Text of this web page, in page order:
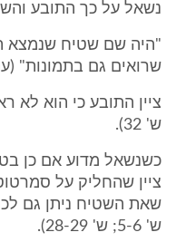
נשאל על כך התובע
"היה שם שטיח שנמצא
שרואים גם בתמונות" (עמ' 12 לפרו' ש' 24 וש'
ש' 32).
כשנשאל מדוע אם כן
ציין שהחליק על
ש' 5-6; ש' 28-29).